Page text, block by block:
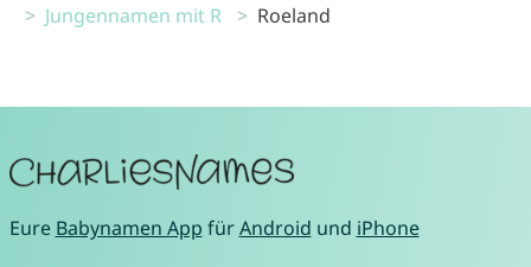
Jungennamen mit R
Roeland
Eure Babynamen App fürAndroid und iPhone